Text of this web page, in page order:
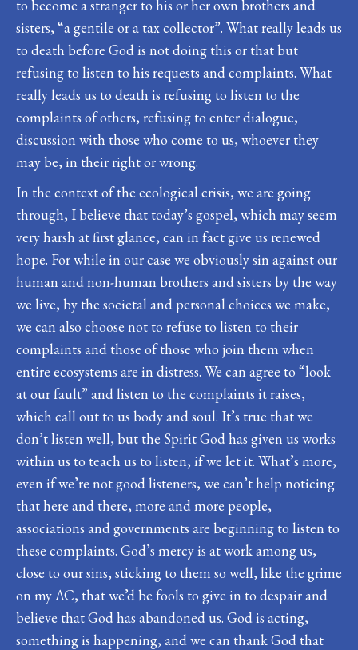
to become a stranger to his or her own brothers and
sisters, “a gentile or a tax collector”. What really leads us
to death before God is not doing this or that but
refusing to listen to his requests and complaints. What
really leads us to death is refusing to listen to the
complaints of others, refusing to enter dialogue,
discussion with those who come to us, whoever they
may be, in their right or wrong.
In the context of the ecological crisis, we are going
through, I believe that today’s gospel, which may seem
very harsh at first glance, can in fact give us renewed
hope. For while in our case we obviously sin against our
human and non-human brothers and sisters by the way
we live, by the societal and personal choices we make,
we can also choose not to refuse to listen to their
complaints and those of those who join them when
entire ecosystems are in distress. We can agree to “look
at our fault” and listen to the complaints it raises,
which call out to us body and soul. It’s true that we
don’t listen well, but the Spirit God has given us works
within us to teach us to listen, if we let it. What’s more,
even if we’re not good listeners, we can’t help noticing
that here and there, more and more people,
associations and governments are beginning to listen to
these complaints. God’s mercy is at work among us,
close to our sins, sticking to them so well, like the grime
on my AC, that we’d be fools to give in to despair and
believe that God has abandoned us. God is acting,
something is happening, and we can thank God that